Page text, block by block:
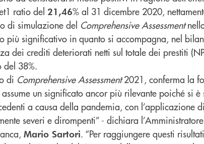
ratio del 21,46% al 31 dicembre 2020,
di simulazione del Comprehensive Assessment
più significativo in quanto si accompagna, nel
dei crediti deteriorati netti sul totale dei prestiti
del 38%.
di Comprehensive Assessment2021, conferma la
un significato ancor più rilevante poiché si
a causa della pandemia, con l’applicazione
severi e dirompenti” - dichiara
Mario Sartori. “Per raggiungere questi